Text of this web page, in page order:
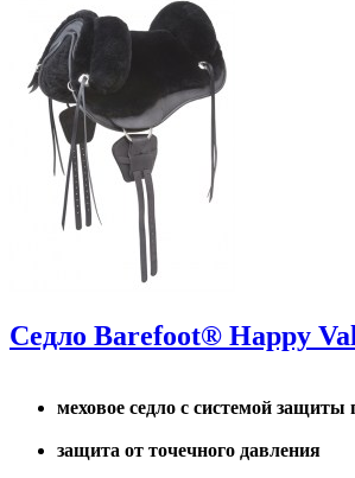
Седло Barefoot® Happy
меховое седло с системой защиты
защита от точечного давления